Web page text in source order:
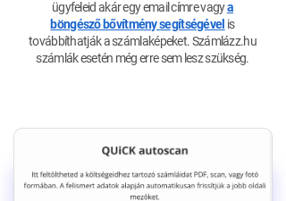
ügyfeleid akár egy email címre vagya
böngésző bővítmény segítségével is
továbbíthatják a számlaképeket. Számlázz.hu
számlák esetén még erre sem lesz szükség.